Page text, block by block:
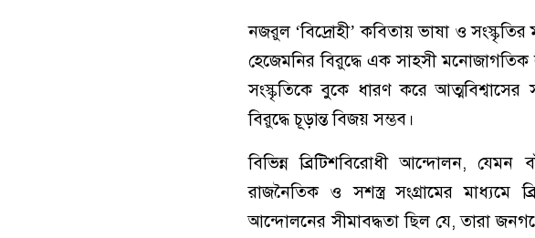
নজরুল ‘বিদ্রোহী’ কবিতায় ভাষা ও
হেজেমনির বিরুদ্ধে এক সাহসী মনোজাগতিক
সংস্কৃতিকে বুকে ধারণ করে
বিরুদ্ধে চূড়ান্ত বিজয় সম্ভব।
বিভিন্ন ব্রিটিশবিরোধী আন্দোলন,
রাজনৈতিক ও সশস্ত্র সংগ্রামের মাধ্যমে
আন্দোলনের সীমাবদ্ধতা ছিল যে, তারা